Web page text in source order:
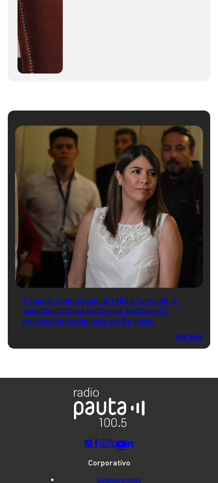
Tribunal Constitucional falla a favor de la
exsubsecretaria Katherine Martorell y
rechaza requerimiento de Pegasus
VER MÁS
Corporativo
Quienes somos